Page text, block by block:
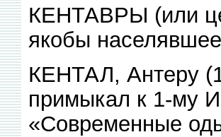
КЕНТАВРЫ (или
якобы
КЕНТАЛ, Антеру
примыкал к 1-му
«Современные